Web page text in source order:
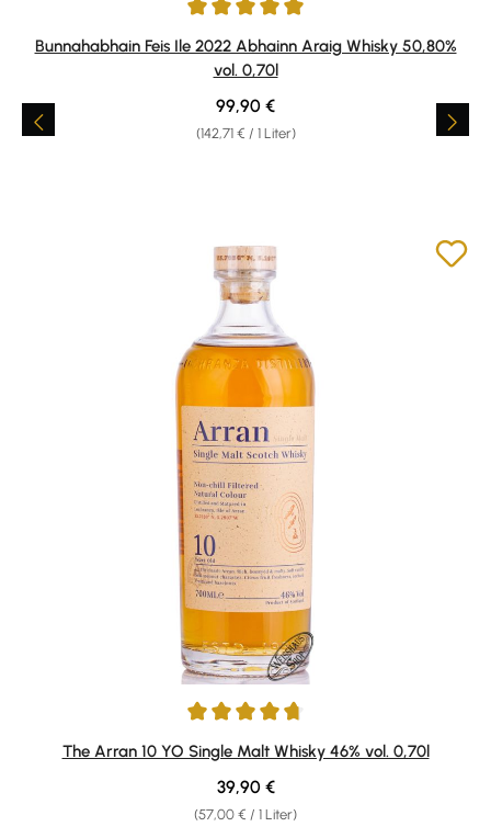
Durchschnittliche Bewertung von 5 von 5 Sternen
Bunnahabhain Feis Ile 2022 Abhainn Araig Whisky 50,80%
vol. 0,70l
(142,71 € / 1 Liter)
Regulärer Preis:
99,90 €
Durchschnittliche Bewertung von 4.79 von 5 Sternen
The Arran 10 YO Single Malt Whisky 46% vol. 0,70l
(57,00 € / 1 Liter)
Regulärer Preis:
39,90 €